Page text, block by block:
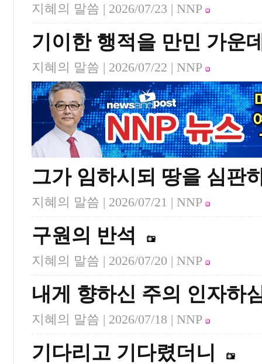
지혜의 말씀 | 2026/07/23 | NNP
기이한 행적을 만민 가운
지혜의 말씀 | 2026/07/22 | NNP
그가 임하시되 땅을 심판
지혜의 말씀 | 2026/07/21 | NNP
구원의 반석
지혜의 말씀 | 2026/07/20 | NNP
내게 향하신 주의 인자하
지혜의 말씀 | 2026/07/18 | NNP
기다리고 기다렸더니